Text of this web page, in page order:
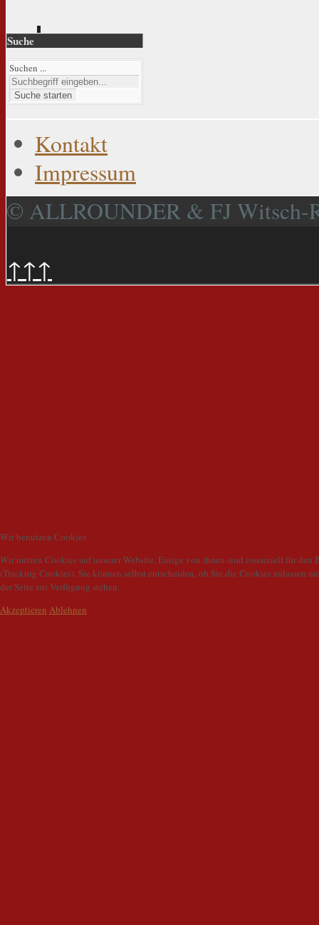
Suche
Suchen ...
Suche starten
Kontakt
Impressum
© ALLROUNDER & FJ Witsch-
↑↑↑
Wir benutzen Cookies
Wir nutzen Cookies auf unserer Website. Einige von ihnen sind essenziell für den
(Tracking Cookies). Sie können selbst entscheiden, ob Sie die Cookies
der Seite zur Verfügung stehen.
Akzeptieren Ablehnen